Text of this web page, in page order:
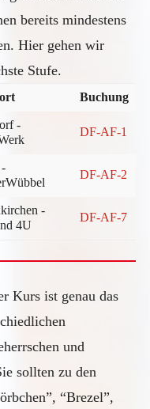
bereits mindestens
Hier gehen wir
Stufe.
Buchung
-
DF-AF-1
DF-AF-2
-
4U
DF-AF-7
Kurs ist genau das
und
sollten zu den
“Brezel”,